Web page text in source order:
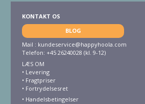
KONTAKT OS
BLOG
Mail : kundeservice@happyhoola.com
Telefon: +45 26240028 (kl. 9-12)
LÆS OM
• Levering
• Fragtpriser
• Fortrydelsesret
• Handelsbetingelser